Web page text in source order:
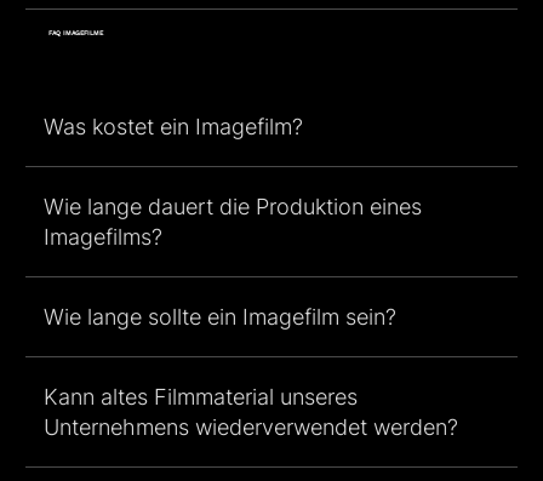
FAQ IMAGEFILME
Was kostet ein Imagefilm?
Wie lange dauert die Produktion eines
Imagefilms?
Wie lange sollte ein Imagefilm sein?
Kann altes Filmmaterial unseres
Unternehmens wiederverwendet werden?